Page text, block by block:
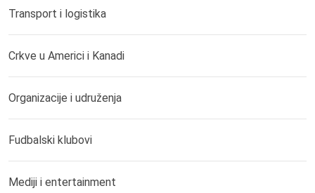
Transport i logistika
Crkve u Americi i Kanadi
Organizacije i udruženja
Fudbalski klubovi
Mediji i entertainment